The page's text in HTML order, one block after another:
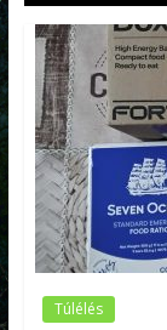
Túlélés